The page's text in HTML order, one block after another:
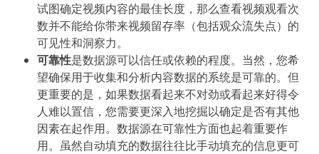
试图确定视频内容的最佳长度，那么查看视频观看次
数并不能给你带来视频留存率（包括观众流失点）的
可见性和洞察力。
可靠性是数据源可以信任或依赖的程度。当然，您希
望确保用于收集和分析内容数据的系统是可靠的。但
更重要的是，如果数据看起来不对劲或看起来好得令
人难以置信，您需要更深入地挖掘以确定是否有其他
因素在起作用。数据源在可靠性方面也起着重要作
用。虽然自动填充的数据往往比手动填充的信息更可